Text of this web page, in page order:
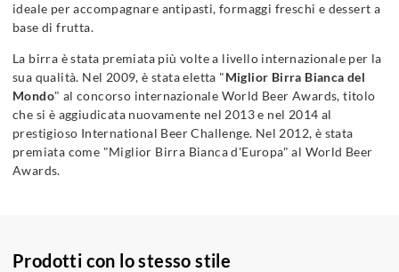
ideale per accompagnare antipasti, formaggi freschi e dessert a
base di frutta.
La birra è stata premiata più volte a livello internazionale per la
sua qualità. Nel 2009, è stata eletta "Miglior Birra Bianca del
Mondo" al concorso internazionale World Beer Awards, titolo
che si è aggiudicata nuovamente nel 2013 e nel 2014 al
prestigioso International Beer Challenge. Nel 2012, è stata
premiata come "Miglior Birra Bianca d'Europa" al World Beer
Awards.
Prodotti con lo stesso stile